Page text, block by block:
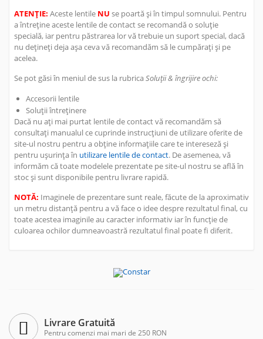
ATENȚIE: Aceste lentile NU se poartă și în timpul somnului. Pentru
a întreține aceste lentile de contact se recomandă o soluție
specială, iar pentru păstrarea lor vă trebuie un suport special, dacă
nu dețineți deja așa ceva vă recomandăm să le cumpărați și pe
acelea.
Se pot găsi în meniul de sus la rubricaSoluții & îngrijire ochi:
Accesorii lentile
Soluții întreținere
Dacă nu ați mai purtat lentile de contact vă recomandăm să
consultați manualul ce cuprinde instrucțiuni de utilizare oferite de
site-ul nostru pentru a obține informațiile care te intereseză și
pentru ușurința în utilizare lentile de contact. De asemenea, vă
informăm că toate modelele prezentate pe site-ul nostru se află în
stoc și sunt disponibile pentru livrare rapidă.
NOTĂ: Imaginele de prezentare sunt reale, făcute de la aproximativ
un metru distanță pentru a vă face o idee despre rezultatul final, cu
toate acestea imaginile au caracter informativ iar în funcție de
culoarea ochilor dumneavoastră rezultatul final poate fi diferit.
Livrare Gratuită
Pentru comenzi mai mari de 250 RON